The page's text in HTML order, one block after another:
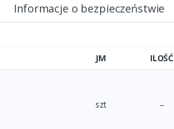
Informacje o bezpieczeństwie
JM ILOŚĆ
szt –